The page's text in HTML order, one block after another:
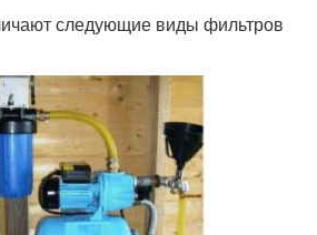
следующие виды фильтров